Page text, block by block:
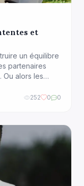
et
un équilibre
partenaires
Ou alors les
il y a la
252 0 0